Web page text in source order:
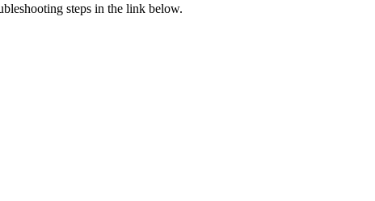
steps in the link below.